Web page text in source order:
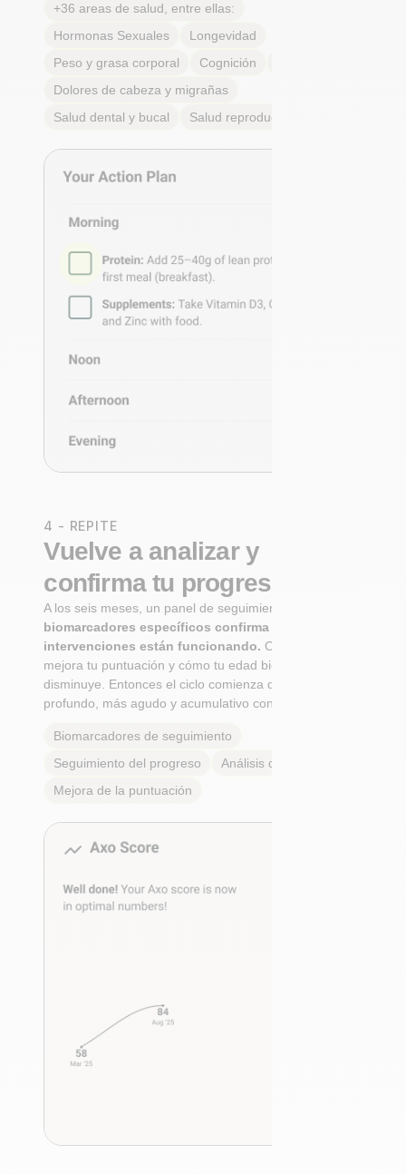
+36 areas de salud, entre ellas:
Hormonas Sexuales
Longevidad
Peso y grasa corporal
Cognición
Dolores de cabeza y migrañas
Salud dental y bucal
Salud reproductiva
4 - REPITE
Vuelve a analizar y
confirma tu progreso
A los seis meses, un panel de seguimiento de
biomarcadores específicos confirma si tus
intervenciones están funcionando.Observa cómo
mejora tu puntuación y cómo tu edad biológica
disminuye. Entonces el ciclo comienza de nuevo: Más
profundo, más agudo y acumulativo con cada paso.
Biomarcadores de seguimiento
Seguimiento del progreso
Análisis de tendencias
Mejora de la puntuación